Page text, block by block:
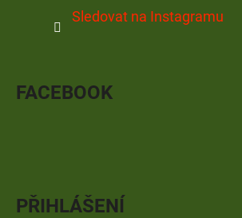
Sledovat na Instagramu
FACEBOOK
PŘIHLÁŠENÍ